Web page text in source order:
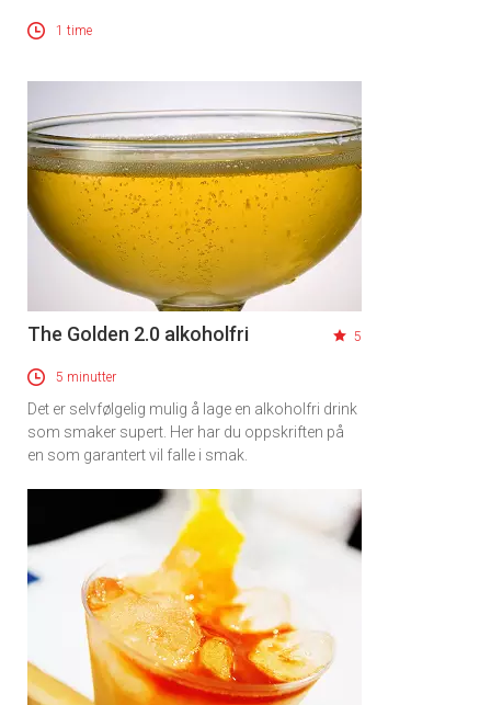
1 time
The Golden 2.0 alkoholfri 5
5 minutter
Det er selvfølgelig mulig å lage en alkoholfri drink
som smaker supert. Her har du oppskriften på
en som garantert vil falle i smak.